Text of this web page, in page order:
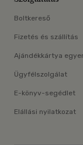
Boltkereső
Fizetés és szállítás
Ajándékkártya
Ügyfélszolgálat
E-könyv-segédlet
Elállási nyilatkozat